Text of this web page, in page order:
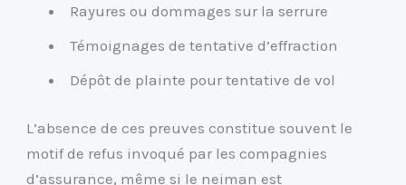
Rayures ou dommages sur la serrure
Témoignages de tentative d’effraction
Dépôt de plainte pour tentative de vol
L’absence de ces preuves constitue souvent le
motif de refus invoqué par les compagnies
d’assurance, même si le neiman est